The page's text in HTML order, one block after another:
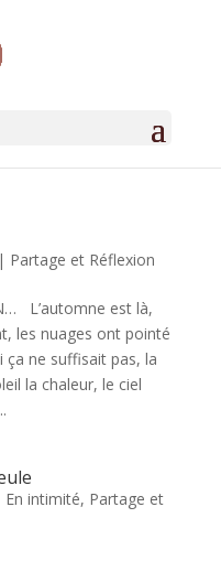
Partage et Réflexion
L’automne est là,
les nuages ont pointé
ne suffisait pas, la
la chaleur, le ciel
En intimité, Partage et